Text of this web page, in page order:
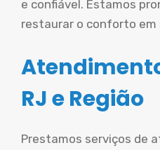
e confiável. Estamos
restaurar o conforto em
RJ e Região
Prestamos serviços de